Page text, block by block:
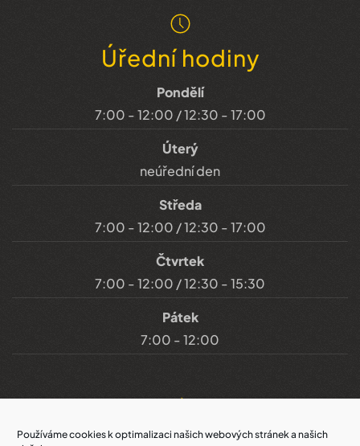
Používáme cookies k optimalizaci našich webových stránek a našich
Úřední hodiny
Pondělí
7:00 - 12:00 / 12:30 - 17:00
Úterý
neúřední den
Středa
7:00 - 12:00 / 12:30 - 17:00
Čtvrtek
7:00 - 12:00 / 12:30 - 15:30
Pátek
7:00 - 12:00
Důležité odkazy